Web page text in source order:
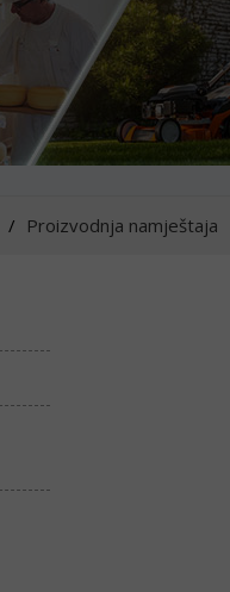
Proizvodnja namještaja